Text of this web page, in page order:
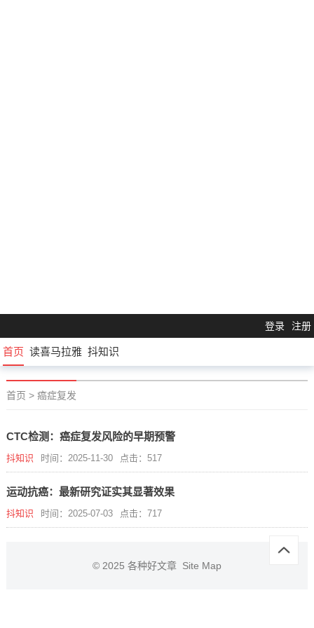
登录 注册
首页 读喜马拉雅 抖知识
首页 > 癌症复发
CTC检测：癌症复发风险的早期预警
抖知识 时间：2025-11-30 点击：517
运动抗癌：最新研究证实其显著效果
抖知识 时间：2025-07-03 点击：717
© 2025 各种好文章 Site Map